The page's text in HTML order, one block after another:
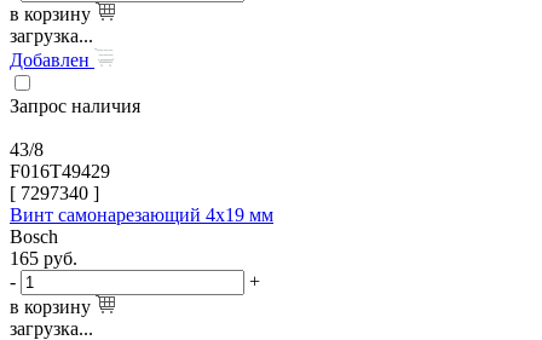
в корзину
загрузка...
Добавлен
Запрос наличия
43/8
F016T49429
[ 7297340 ]
Винт самонарезающий 4x19 мм
Bosch
165 руб.
-
+
в корзину
загрузка...